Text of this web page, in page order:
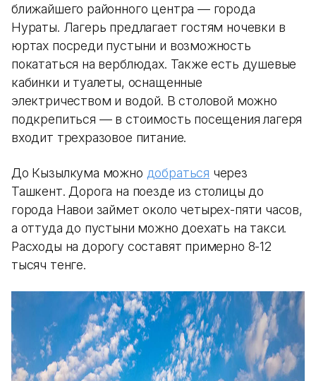
ближайшего районного центра — города
Нураты. Лагерь предлагает гостям ночевки в
юртах посреди пустыни и возможность
покататься на верблюдах. Также есть душевые
кабинки и туалеты, оснащенные
электричеством и водой. В столовой можно
подкрепиться — в стоимость посещения лагеря
входит трехразовое питание.
До Кызылкума можно добраться через
Ташкент. Дорога на поезде из столицы до
города Навои займет около четырех-пяти часов,
а оттуда до пустыни можно доехать на такси.
Расходы на дорогу составят примерно 8-12
тысяч тенге.